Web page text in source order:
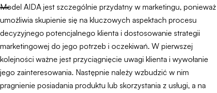
Model AIDA jest szczególnie przydatny w marketingu, ponieważ
umożliwia skupienie się na kluczowych aspektach procesu
decyzyjnego potencjalnego klienta i dostosowanie strategii
marketingowej do jego potrzeb i oczekiwań. W pierwszej
kolejności ważne jest przyciągnięcie uwagi klienta i wywołanie
jego zainteresowania. Następnie należy wzbudzić w nim
pragnienie posiadania produktu lub skorzystania z usługi, a na